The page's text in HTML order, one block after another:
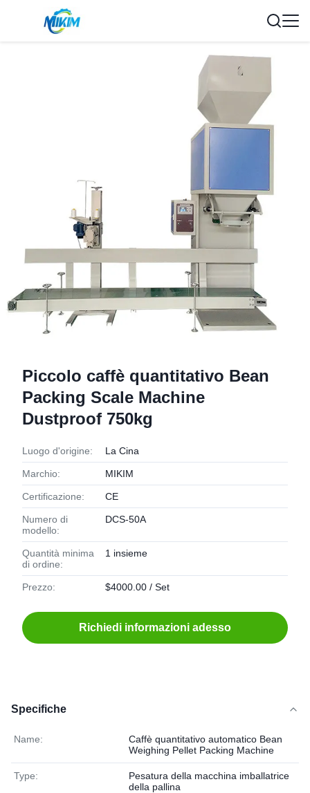
Piccolo caffè quantitativo Bean
Packing Scale Machine
Dustproof 750kg
Luogo d'origine: La Cina
Marchio: MIKIM
Certificazione: CE
Numero di
modello:
DCS-50A
Quantità minima
di ordine:
1 insieme
Prezzo: $4000.00 / Set
Richiedi informazioni adesso
Specifiche
Name:
Caffè quantitativo automatico Bean
Weighing Pellet Packing Machine
Type:
Pesatura della macchina imballatrice
della pallina